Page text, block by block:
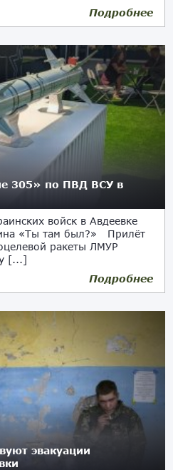
Подробнее
305» по ПВД ВСУ в
войск в Авдеевке
«Ты там был?» Прилёт
ракеты ЛМУР
[...]
Подробнее
эвакуации